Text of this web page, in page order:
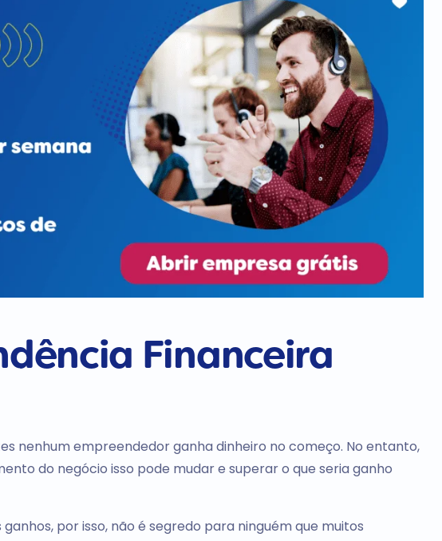
Financeira
nenhum empreendedor ganha dinheiro no começo. No entanto,
do negócio isso pode mudar e superar o que seria ganho
por isso, não é segredo para ninguém que muitos